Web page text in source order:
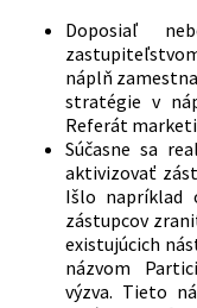
Doposiaľ
náplň
stratégie v
Referát
Súčasne sa
aktivizovať
Išlo napríklad
zástupcov
existujúcich
názvom
výzva. Tieto